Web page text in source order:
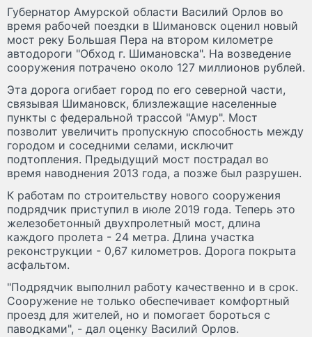
Губернатор Амурской области Василий Орлов во
время рабочей поездки в Шимановск оценил новый
мост реку Большая Пера на втором километре
автодороги "Обход г. Шимановска". На возведение
сооружения потрачено около 127 миллионов рублей.
Эта дорога огибает город по его северной части,
связывая Шимановск, близлежащие населенные
пункты с федеральной трассой "Амур". Мост
позволит увеличить пропускную способность между
городом и соседними селами, исключит
подтопления. Предыдущий мост пострадал во
время наводнения 2013 года, а позже был разрушен.
К работам по строительству нового сооружения
подрядчик приступил в июле 2019 года. Теперь это
железобетонный двухпролетный мост, длина
каждого пролета - 24 метра. Длина участка
реконструкции - 0,67 километров. Дорога покрыта
асфальтом.
"Подрядчик выполнил работу качественно и в срок.
Сооружение не только обеспечивает комфортный
проезд для жителей, но и помогает бороться с
паводками", - дал оценку Василий Орлов.